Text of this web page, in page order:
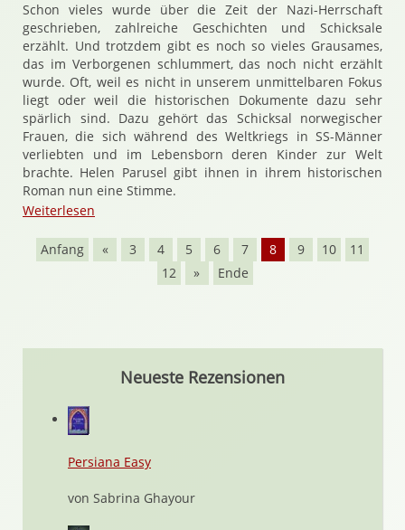
Schon vieles wurde über die Zeit der Nazi-Herrschaft
geschrieben, zahlreiche Geschichten und Schicksale
erzählt. Und trotzdem gibt es noch so vieles Grausames,
das im Verborgenen schlummert, das noch nicht erzählt
wurde. Oft, weil es nicht in unserem unmittelbaren Fokus
liegt oder weil die historischen Dokumente dazu sehr
spärlich sind. Dazu gehört das Schicksal norwegischer
Frauen, die sich während des Weltkriegs in SS-Männer
verliebten und im Lebensborn deren Kinder zur Welt
brachte. Helen Parusel gibt ihnen in ihrem historischen
Roman nun eine Stimme.
Weiterlesen
Anfang « 3 4 5 6 7 8 9 10
11
12
» Ende
Neueste Rezensionen
Persiana Easy
von Sabrina Ghayour